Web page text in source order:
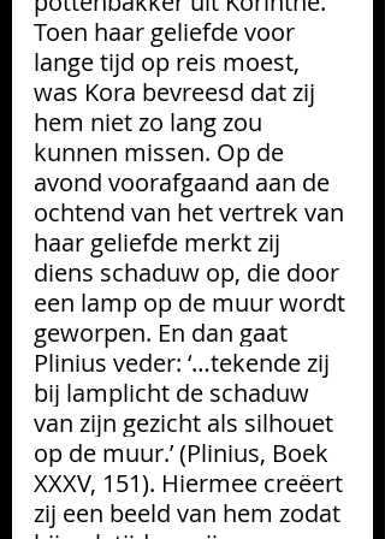
Toen haar geliefde voor
lange tijd op reis moest,
was Kora bevreesd dat zij
hem niet zo lang zou
kunnen missen. Op de
avond voorafgaand aan de
ochtend van het vertrek van
haar geliefde merkt zij
diens schaduw op, die door
een lamp op de muur wordt
geworpen. En dan gaat
Plinius veder: ‘…tekende zij
bij lamplicht de schaduw
van zijn gezicht als silhouet
op de muur.’ (Plinius, Boek
XXXV, 151). Hiermee creëert
zij een beeld van hem zodat